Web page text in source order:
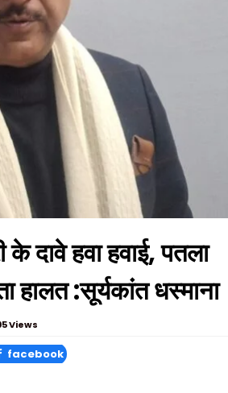
दावे हवा हवाई, पतला
हालत :सूर्यकांत धस्माना
Views
facebook